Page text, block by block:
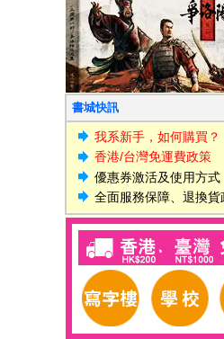
書城快訊
我系新手，如何購買？
香港/台灣免運費政策
優惠券激活及使用方式
全面服務保障、退換貨